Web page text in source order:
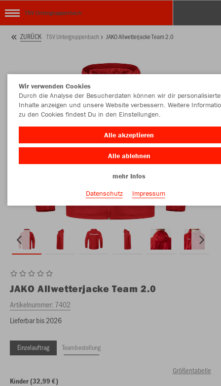
TSV Untergruppenbach
ZURÜCK TSV Untergruppenbach JAKO Allwetterjacke Team 2.0
JAKO Allwetterjacke Team 2.0
Artikelnummer: 7402
Lieferbar bis 2026
Einzelauftrag Teambestellung
Größentabelle
Kinder (32,99 €)
Wir verwenden Cookies
Durch die Analyse der Besucherdaten können wir dir personalisierte
Inhalte anzeigen und unsere Website verbessern. Weitere
zu den Cookies findest Du in den Einstellungen.
Alle akzeptieren
Alle ablehnen
mehr Infos
Datenschutz
Impressum